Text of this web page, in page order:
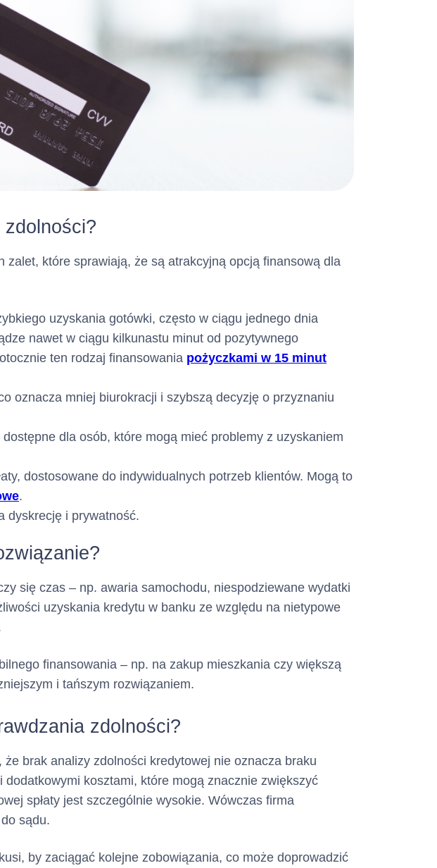
zł
z tytułu przyznanego Limitu
Klienta jednorazowo na
Karty
Umowy.
Karty z chwilą zawarcia Umowy,
usługi Fast Cash.
zostaje zawartana okres 360
jej automatycznego
kredytowania, o ile Klient lub
nie wypowie Umowy,
o niewznawianiu Karty
wskazane w Umowie
zobowiązany jest do dokonywania
Rozliczeniowego w wysokości co
Minimalnej Kwoty do Zapłaty w
Spłaty i wysokość Minimalnej Kwoty
Kwota do Zapłatystanowi
zaległych: (i) odsetek za
które sprawiają, że są atrakcyjną opcją finansową dla
uzyskania gotówki, często w ciągu jednego dnia
nawet w ciągu kilkunastu minut od pozytywnego
ten rodzaj finansowania pożyczkami w 15 minut
oznacza mniej biurokracji i szybszą decyzję o przyznaniu
dla osób, które mogą mieć problemy z uzyskaniem
dostosowane do indywidualnych potrzeb klientów. Mogą to
.
dyskrecję i prywatność.
się czas – np. awaria samochodu, niespodziewane wydatki
uzyskania kredytu w banku ze względu na nietypowe
finansowania – np. na zakup mieszkania czy większą
i tańszym rozwiązaniem.
zdolności?
brak analizy zdolności kredytowej nie oznacza braku
kosztami, które mogą znacznie zwiększyć
spłaty jest szczególnie wysokie. Wówczas firma
sądu.
by zaciągać kolejne zobowiązania, co może doprowadzić